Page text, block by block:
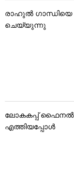
രാഹുൽ ഗാന്ധിയെ
ചെയ്യുന്നു
ലോകകപ്പ്
എത്തിയപ്പോൾ